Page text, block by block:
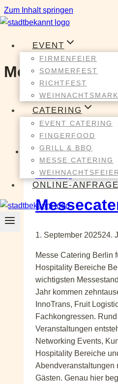
Zum Inhalt springen
EVENT
FIRMENFEIER
SOMMERFEST
RICHTFEST
CATERING
EVENT CATERING
FINGERFOOD
GRILL & BBQ
MESSE CATERING
WEIHNACHTSFEIER
ONLINE-ANFRAGE
Messe
event | blog
1. September 202524.
Messe Catering Berlin
Hospitality Bereiche
wichtigsten
Jahr kommen
InnoTrans, Fruit
Fachkongressen.
Veranstaltungen
Networking Events,
Hospitality Bereiche
Abendveranstaltungen
Gästen. Genau hier